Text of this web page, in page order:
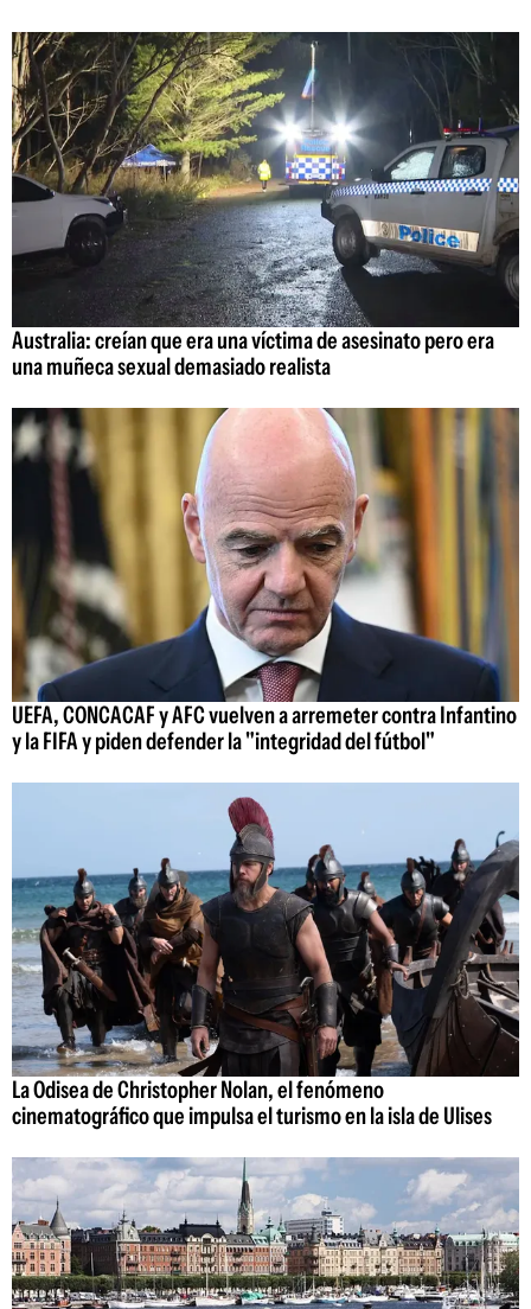
Australia: creían que era una víctima de asesinato pero era
una muñeca sexual demasiado realista
UEFA, CONCACAF y AFC vuelven a arremeter contra Infantino
y la FIFA y piden defender la "integridad del fútbol"
La Odisea de Christopher Nolan, el fenómeno
cinematográfico que impulsa el turismo en la isla de Ulises